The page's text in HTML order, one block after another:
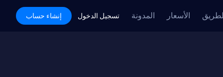
Academy الأسعار المدونة تسجيل الدخول إنشاء حساب